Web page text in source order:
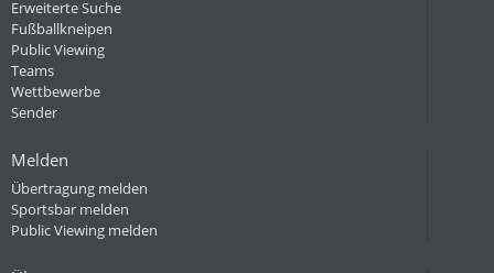
Erweiterte Suche
Fußballkneipen
Public Viewing
Teams
Wettbewerbe
Sender
Melden
Übertragung melden
Sportsbar melden
Public Viewing melden